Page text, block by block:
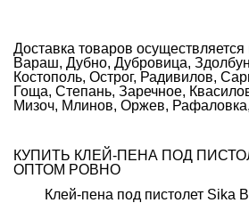
Доставка товаров
Вараш, Дубно, Дубровица,
Костополь, Острог, Радивилов,
Гоща, Степань, Заречное,
Мизоч, Млинов, Оржев,
КУПИТЬ КЛЕЙ-ПЕНА ПОД
ОПТОМ РОВНО
Клей-пена под пистолет Sika